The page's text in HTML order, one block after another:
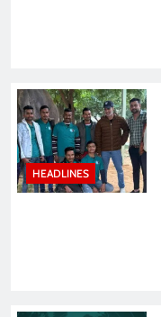
HEADLINES